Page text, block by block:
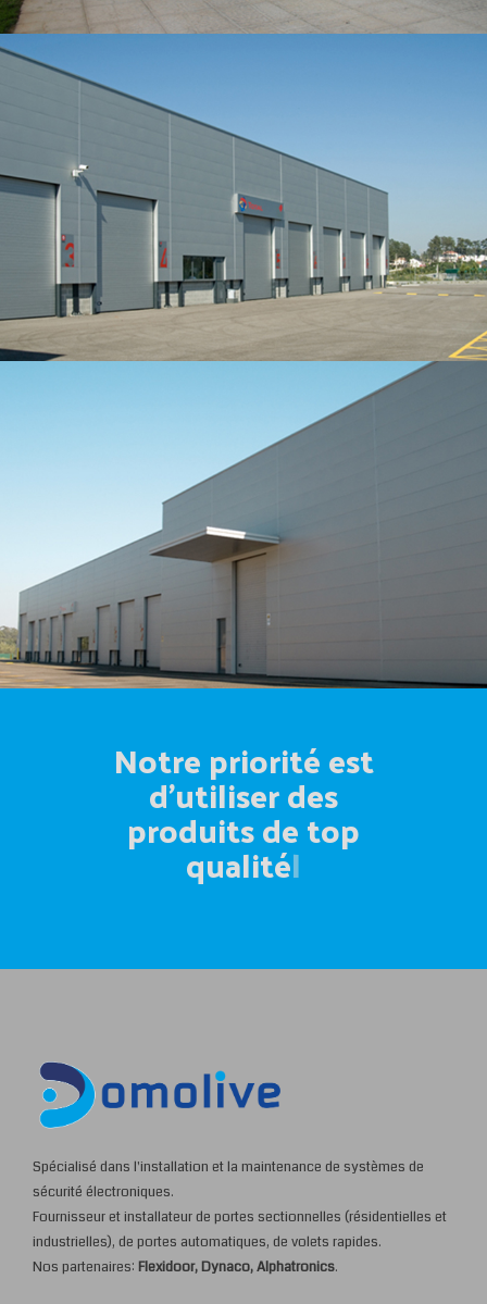
Notre priorité est
d'utiliser des
produits de top qu
Spécialisé dans l'installation et la maintenance de systèmes de
sécurité électroniques.
Fournisseur et installateur de portes sectionnelles (résidentielles et
industrielles), de portes automatiques, de volets rapides.
Nos partenaires:
Flexidoor, Dynaco, Alphatronics